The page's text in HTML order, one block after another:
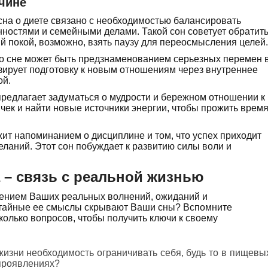
о диете связано с необходимостью балансировать
и семейными делами. Такой сон советует обратить
покой, возможно, взять паузу для переосмысления целей.
сне может быть предзнаменованием серьезных перемен
подготовку к новым отношениям через внутреннее
задуматься о мудрости и бережном отношении к
и найти новые источники энергии, чтобы прожить время
напоминанием о дисциплине и том, что успех приходит
Этот сон побуждает к развитию силы воли и
– связь с реальной жизнью
Ваших реальных волнений, ожиданий и
ее смыслы скрывают Ваши сны? Вспомните
вопросов, чтобы получить ключи к своему
необходимость ограничивать себя, будь то в